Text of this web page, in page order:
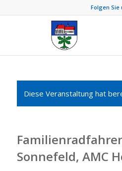
Folgen Sie
Diese Veranstaltung hat
Sonnefeld, AMC